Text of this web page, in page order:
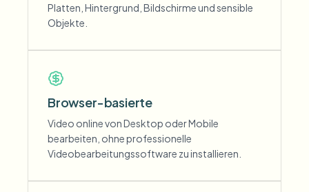
Platten, Hintergrund, Bildschirme und sensible
Objekte.
Browser-basierte
Video online von Desktop oder Mobile
bearbeiten, ohne professionelle
Videobearbeitungssoftware zu installieren.